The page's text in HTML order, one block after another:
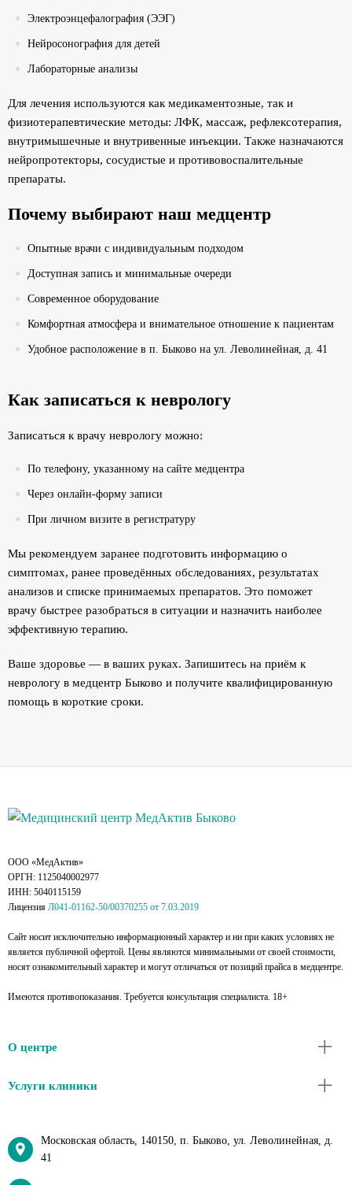
Электроэнцефалография (ЭЭГ)
Нейросонография для детей
Лабораторные анализы
Для лечения используются как медикаментозные, так и
физиотерапевтические методы: ЛФК, массаж, рефлексотерапия,
внутримышечные и внутривенные инъекции. Также назначаются
нейропротекторы, сосудистые и противовоспалительные
препараты.
Почему выбирают наш медцентр
Опытные врачи с индивидуальным подходом
Доступная запись и минимальные очереди
Современное оборудование
Комфортная атмосфера и внимательное отношение к пациентам
Удобное расположение в п. Быково на ул. Леволинейная, д. 41
Как записаться к неврологу
Записаться к врачу неврологу можно:
По телефону, указанному на сайте медцентра
Через онлайн-форму записи
При личном визите в регистратуру
Мы рекомендуем заранее подготовить информацию о
симптомах, ранее проведённых обследованиях, результатах
анализов и списке принимаемых препаратов. Это поможет
врачу быстрее разобраться в ситуации и назначить наиболее
эффективную терапию.
Ваше здоровье — в ваших руках. Запишитесь на приём к
неврологу в медцентр Быково и получите квалифицированную
помощь в короткие сроки.
ООО «МедАктив»
ОРГН: 1125040002977
ИНН: 5040115159
Лицензия Л041-01162-50/00370255 от 7.03.2019
Сайт носит исключительно информационный характер и ни при каких условиях не
является публичной офертой. Цены являются минимальными от своей стоимости,
носят ознакомительный характер и могут отличаться от позиций прайса в медцентре.
Имеются противопоказания. Требуется консультация специалиста. 18+
О центре
Услуги клиники
Московская область, 140150, п. Быково, ул. Леволинейная, д.
41